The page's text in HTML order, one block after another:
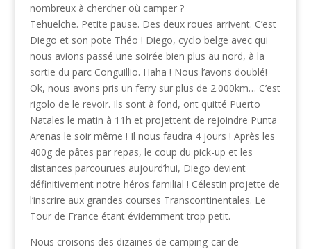
nombreux à chercher où camper ?
Tehuelche. Petite pause. Des deux roues arrivent. C’est
Diego et son pote Théo ! Diego, cyclo belge avec qui
nous avions passé une soirée bien plus au nord, à la
sortie du parc Conguillio. Haha ! Nous l’avons doublé!
Ok, nous avons pris un ferry sur plus de 2.000km… C’est
rigolo de le revoir. Ils sont à fond, ont quitté Puerto
Natales le matin à 11h et projettent de rejoindre Punta
Arenas le soir même ! Il nous faudra 4 jours ! Après les
400g de pâtes par repas, le coup du pick-up et les
distances parcourues aujourd’hui, Diego devient
définitivement notre héros familial ! Célestin projette de
l’inscrire aux grandes courses Transcontinentales. Le
Tour de France étant évidemment trop petit.
Nous croisons des dizaines de camping-car de